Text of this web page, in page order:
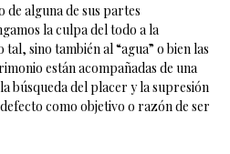
alguna de sus partes
la culpa del todo a la
sino también al “agua” o bien las
están acompañadas de una
búsqueda del placer y la supresión
como objetivo o razón de ser